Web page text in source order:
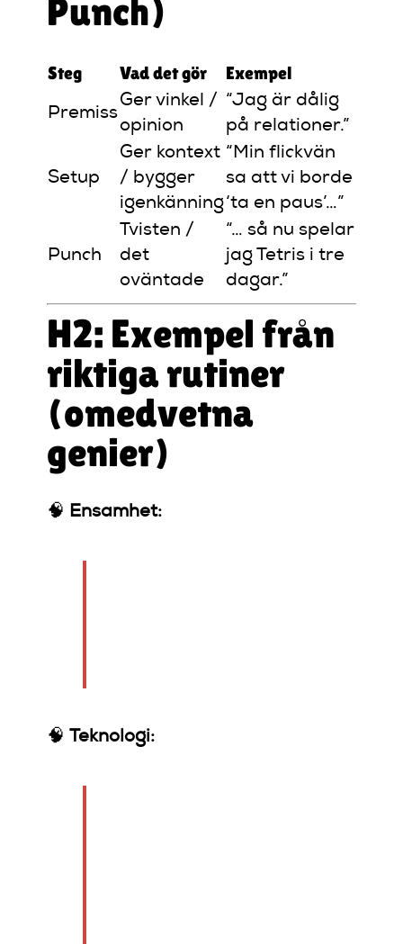
Punch)
Steg Vad det gör Exempel
Premiss
Ger vinkel /
opinion
“Jag är dålig
på relationer.”
Setup
Ger kontext
/ bygger
igenkänning
“Min flickvän
sa att vi borde
‘ta en paus’…”
Punch
Tvisten /
det
oväntade
“… så nu spelar
jag Tetris i tre
dagar.”
H2: Exempel från
riktiga rutiner
(omedvetna
genier)
🧠 Ensamhet:
🧠Teknologi: